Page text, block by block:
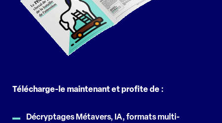
Télécharge-le maintenant et profite de :
Décryptages Métavers, IA, formats multi-